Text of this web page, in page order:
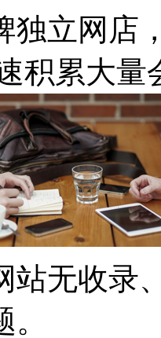
独立网店
积累大量
站无收录